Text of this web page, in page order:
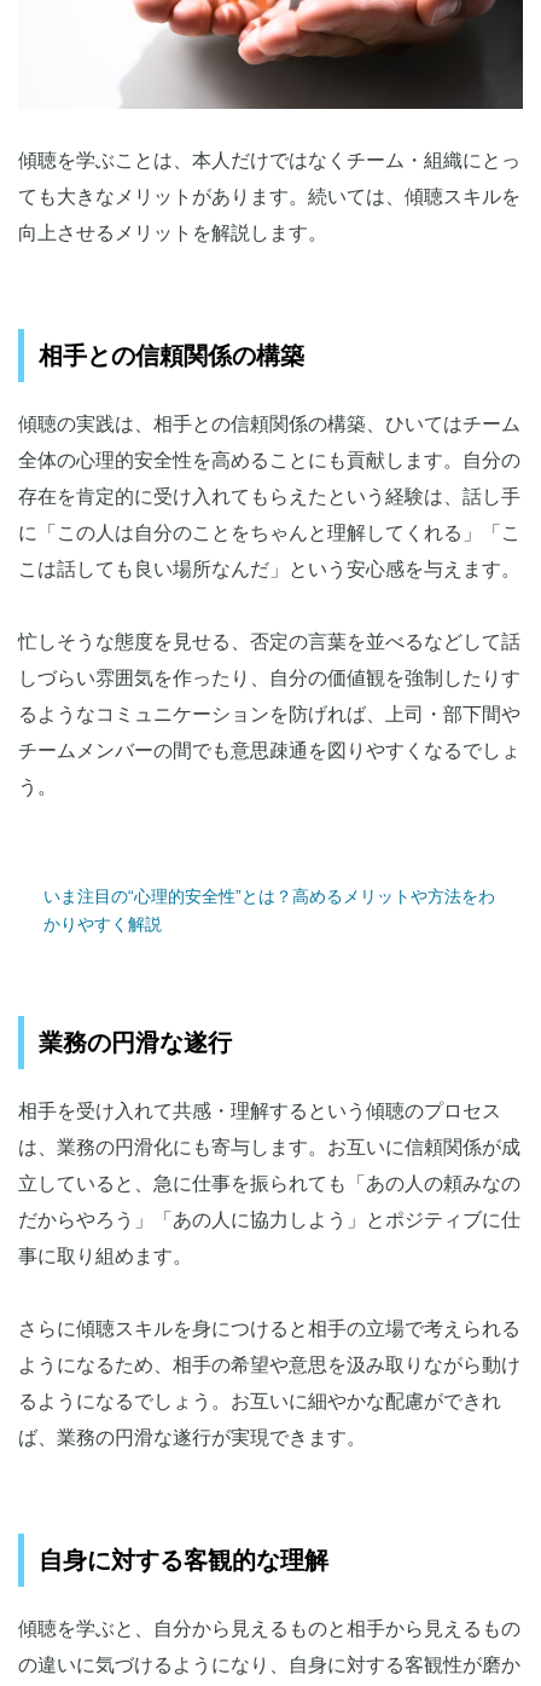
傾聴を学ぶことは、本人だけではなくチーム・組織にとっ
ても大きなメリットがあります。続いては、傾聴スキルを
向上させるメリットを解説します。
相手との信頼関係の構築
傾聴の実践は、相手との信頼関係の構築、ひいてはチーム
全体の心理的安全性を高めることにも貢献します。自分の
存在を肯定的に受け入れてもらえたという経験は、話し手
に「この人は自分のことをちゃんと理解してくれる」「こ
こは話しても良い場所なんだ」という安心感を与えます。
忙しそうな態度を見せる、否定の言葉を並べるなどして話
しづらい雰囲気を作ったり、自分の価値観を強制したりす
るようなコミュニケーションを防げれば、上司・部下間や
チームメンバーの間でも意思疎通を図りやすくなるでしょ
う。
いま注目の“心理的安全性”とは？高めるメリットや方法をわ
かりやすく解説
業務の円滑な遂行
相手を受け入れて共感・理解するという傾聴のプロセス
は、業務の円滑化にも寄与します。お互いに信頼関係が成
立していると、急に仕事を振られても「あの人の頼みなの
だからやろう」「あの人に協力しよう」とポジティブに仕
事に取り組めます。
さらに傾聴スキルを身につけると相手の立場で考えられる
ようになるため、相手の希望や意思を汲み取りながら動け
るようになるでしょう。お互いに細やかな配慮ができれ
ば、業務の円滑な遂行が実現できます。
自身に対する客観的な理解
傾聴を学ぶと、自分から見えるものと相手から見えるもの
の違いに気づけるようになり、自身に対する客観性が磨か